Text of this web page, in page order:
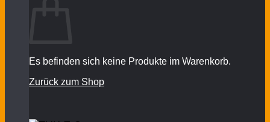
Es befinden sich keine Produkte im Warenkorb.
Zurück zum Shop